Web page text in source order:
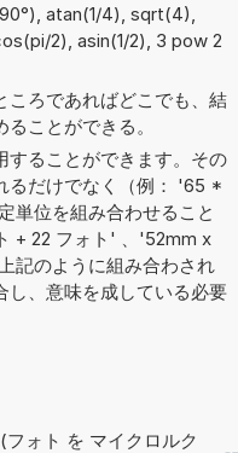
atan(1/4), sqrt(4),
2), asin(1/2), 3 pow 2
ころであればどこでも、結
ことができる。
することができます。その
るだけでなく（例： '65 *
単位を組み合わせること
+ 22 フォト' 、'52mm x
記のように組み合わされ
し、意味を成している必要
ォト を マイクロルク